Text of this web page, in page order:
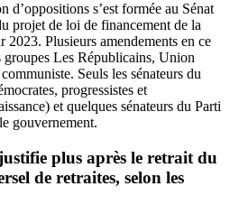
s’est formée au Sénat
projet de loi de financement de la
2023. Plusieurs amendements en ce
groupes Les Républicains, Union
Seuls les sénateurs du
progressistes et
et quelques sénateurs du Parti
gouvernement.
plus après le retrait du
de retraites, selon les